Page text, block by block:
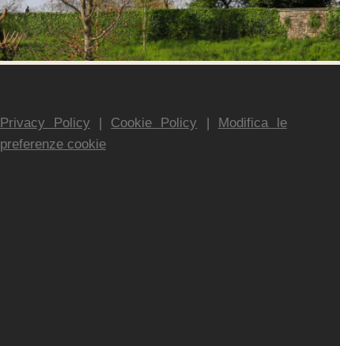
Privacy Policy | Cookie Policy | Modifica le
preferenze cookie